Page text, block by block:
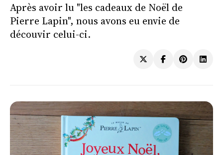
Après avoir lu "les cadeaux de Noël de
Pierre Lapin", nous avons eu envie de
découvir celui-ci.